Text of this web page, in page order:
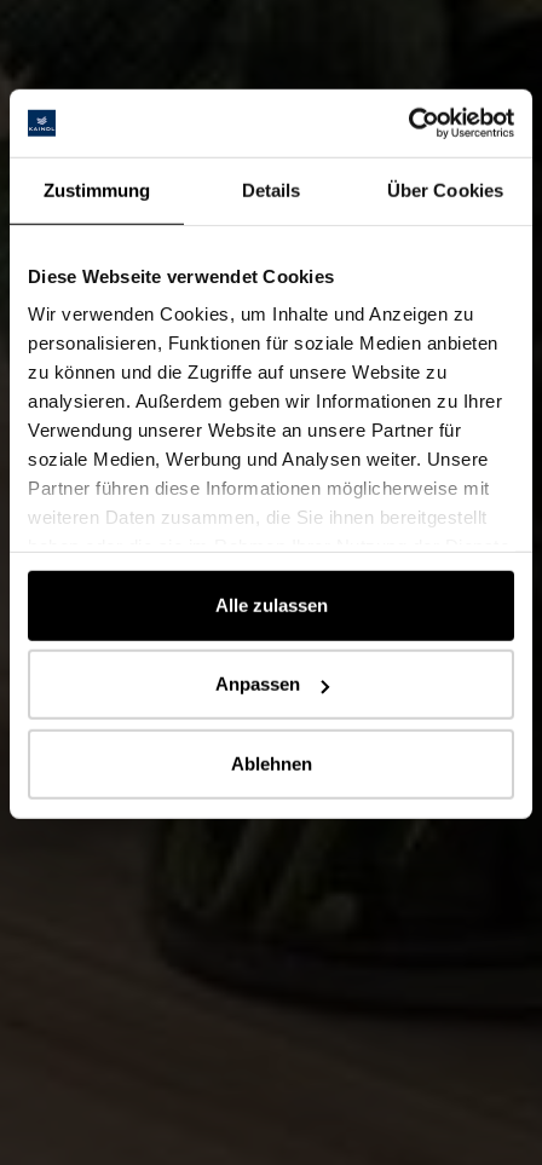
Zustimmung Details Über Cookies
Diese Webseite verwendet Cookies
Wir verwenden Cookies, um Inhalte und Anzeigen zu
personalisieren, Funktionen für soziale Medien anbieten
zu können und die Zugriffe auf unsere Website zu
analysieren. Außerdem geben wir Informationen zu Ihrer
Verwendung unserer Website an unsere Partner für
soziale Medien, Werbung und Analysen weiter. Unsere
Partner führen diese Informationen möglicherweise mit
weiteren Daten zusammen, die Sie ihnen bereitgestellt
gesammelt haben.
Alle zulassen
Anpassen
Ablehnen